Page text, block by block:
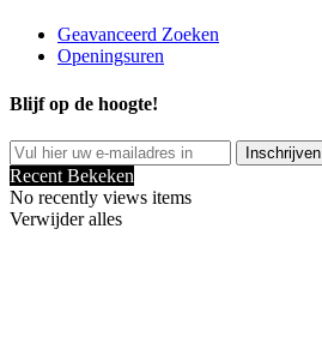
Geavanceerd Zoeken
Openingsuren
Blijf op de hoogte!
Inschrijven
Recent Bekeken
No recently views items
Verwijder alles